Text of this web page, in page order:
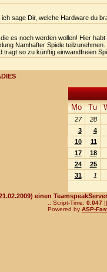
sage Dir, welche Hardware du
es noch werden wollen! Hier habt
Namhafter Spiele
tragt so zu künftig einwandfreien
Mo Tu
27
28
3
4
10
11
17
18
24
25
31
1
einen
.: Script-Time: 0.047||
Powered by ASP-